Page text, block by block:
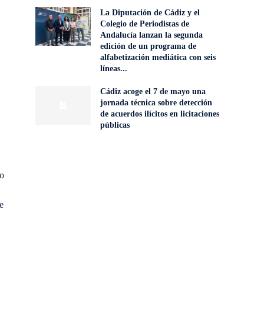
La Diputación de Cádiz y el
Colegio de Periodistas de
Andalucía lanzan la segunda
edición de un programa de
alfabetización mediática con seis
líneas...
Cádiz acoge el 7 de mayo una
jornada técnica sobre detección
de acuerdos ilícitos en licitaciones
públicas